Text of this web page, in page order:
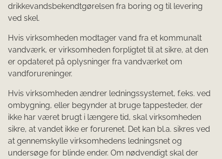
drikkevandsbekendtgørelsen fra boring og til levering
ved skel.
Hvis virksomheden modtager vand fra et kommunalt
vandværk, er virksomheden forpligtet til at sikre, at den
er opdateret på oplysninger fra vandværket om
vandforureninger.
Hvis virksomheden ændrer ledningssystemet, f.eks. ved
ombygning, eller begynder at bruge tappesteder, der
ikke har været brugt i længere tid, skal virksomheden
sikre, at vandet ikke er forurenet. Det kan bl.a. sikres ved
at gennemskylle virksomhedens ledningsnet og
undersøge for blinde ender. Om nødvendigt skal der